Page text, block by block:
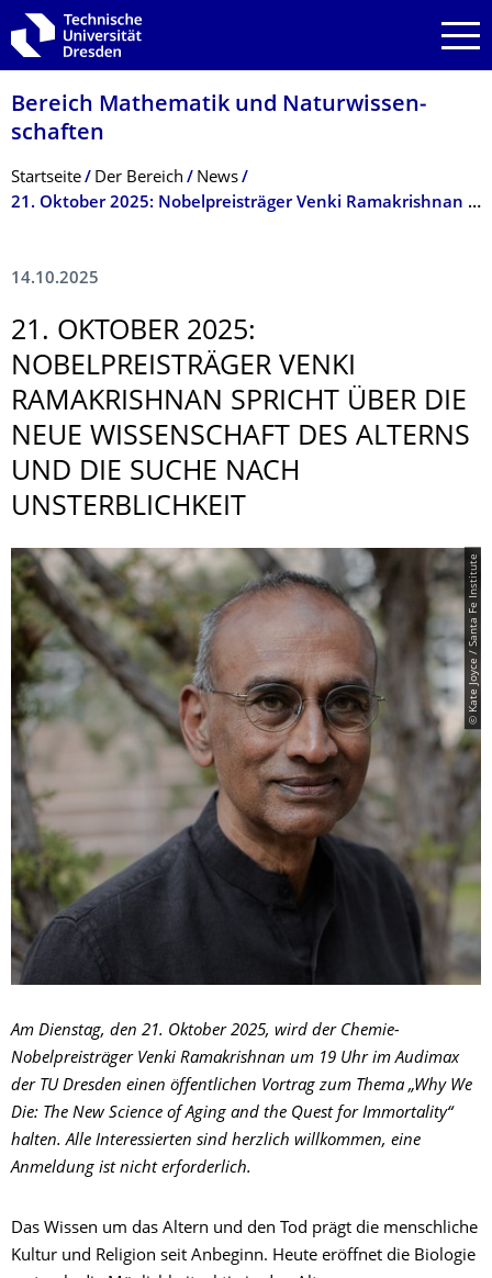
Zur Hauptnavigation springen
Zur Suche springen
Zum Inhalt springen
Bereich Mathematik und Natur­wissen­
schaften
Breadcrumb-Menü
Startseite Der­ ­­­Bereich
News
21. Oktober 2025: Nobelpreisträger Venki Ramakrishnan spricht über die neue Wissenschaft des Alterns und die Suche nach Unsterblichkeit
14.10.2025
21. OKTOBER 2025:
NOBELPREISTRÄ­GER VENKI
RAMAKRISHNAN SPRICHT ÜBER DIE
NEUE WISSENSCHAFT DES ALTERNS
UND DIE SUCHE NACH
UNSTERBLICHKEIT
© Kate Joyce / Santa Fe Institute
Am Dienstag, den 21. Oktober 2025, wird der Chemie-
Nobelpreisträger Venki Ramakrishnan um 19 Uhr im Audimax
der TU Dresden einen öffentlichen Vortrag zum Thema „Why We
Die: The New Science of Aging and the Quest for Immortality“
halten. Alle Interessierten sind herzlich willkommen, eine
Anmeldung ist nicht erforderlich.
Das Wissen um das Altern und den Tod prägt die menschliche
Kultur und Religion seit Anbeginn. Heute eröffnet die Biologie